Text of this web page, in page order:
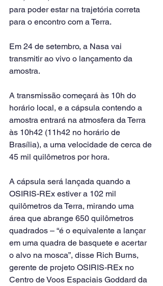
para poder estar na trajetória correta
para o encontro com a Terra.
Em 24 de setembro, a Nasa vai
transmitir ao vivo o lançamento da
amostra.
A transmissão começará às 10h do
horário local, e a cápsula contendo a
amostra entrará na atmosfera da Terra
às 10h42 (11h42 no horário de
Brasília), a uma velocidade de cerca de
45 mil quilômetros por hora.
A cápsula será lançada quando a
OSIRIS-REx estiver a 102 mil
quilômetros da Terra, mirando uma
área que abrange 650 quilômetros
quadrados – “é o equivalente a lançar
em uma quadra de basquete e acertar
o alvo na mosca”, disse Rich Burns,
gerente de projeto OSIRIS-REx no
Centro de Voos Espaciais Goddard da